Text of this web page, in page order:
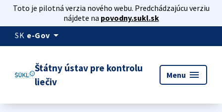
Toto je pilotná verzia nového webu. Predchádzajúcu verziu
nájdete na povodny.sukl.sk
SK e-Gov arrow_drop_down
Štátny ústav pre kontrolu
liečiv
Menu menu